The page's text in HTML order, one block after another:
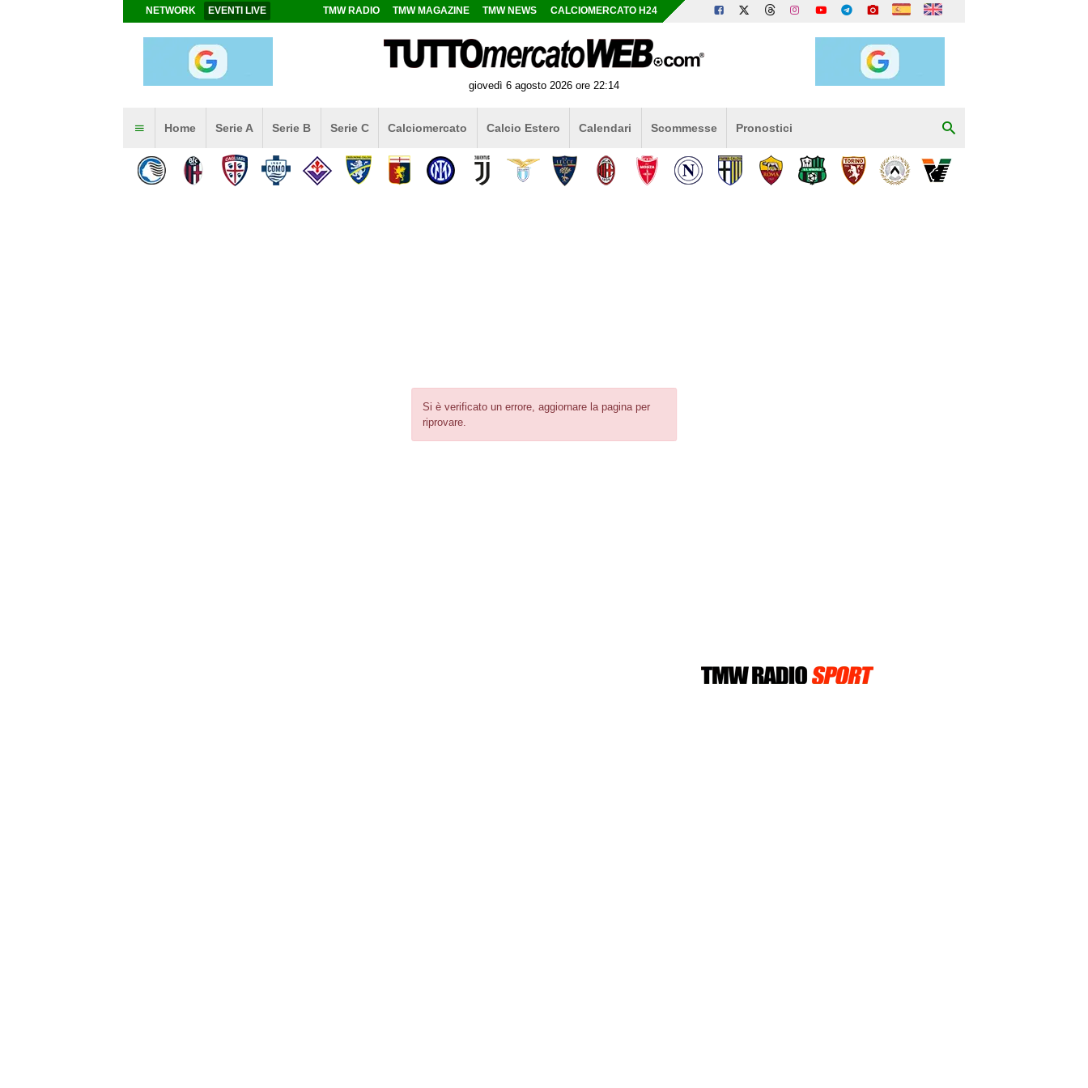
Si è verificato un errore, aggiornare la pagina per
riprovare.
NETWORK EVENTI LIVE TMW RADIO TMW MAGAZINE TMW NEWS CALCIOMERCATO H24
giovedì 6 agosto 2026 ore 22:14
Home Serie A Serie B Serie C Calciomercato Calcio Estero Calendari Scommesse Pronostici